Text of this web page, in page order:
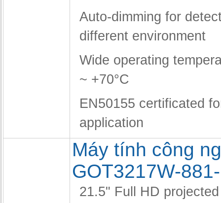
Auto-dimming for
different environment
Wide operating
~ +70°C
EN50155 certificated
application
Máy tính công
GOT3217W-
21.5" Full HD